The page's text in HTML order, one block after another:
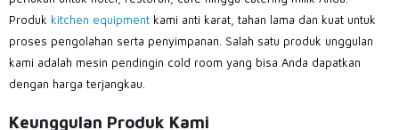
Produk kitchen equipment kami anti karat, tahan lama dan kuat untuk
proses pengolahan serta penyimpanan. Salah satu produk unggulan
kami adalah mesin pendingin cold room yang bisa Anda dapatkan
dengan harga terjangkau.
Keunggulan Produk Kami